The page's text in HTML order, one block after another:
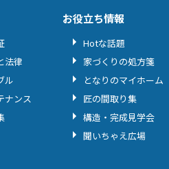
法律
ル
ナンス
お役立ち情報
Hotな話題
家づくりの処方箋
となりのマイホーム
匠の間取り集
構造・完成見学会
聞いちゃえ広場